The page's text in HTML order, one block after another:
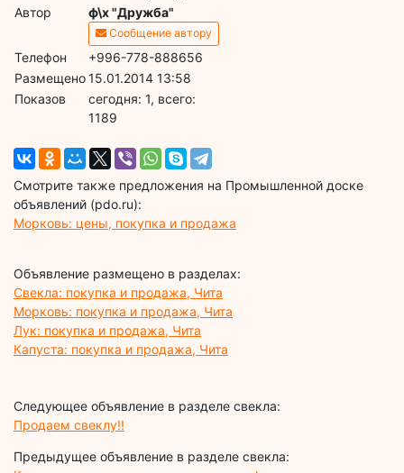
Автор
ф\х "Дружба"
Сообщение автору
Телефон
+996-778-888656
Размещено15.01.2014 13:58
Показов
cегодня: 1, всего:
1189
Смотрите также предложения на Промышленной доске
объявлений (pdo.ru):
Морковь: цены, покупка и продажа
Объявление размещено в разделах:
Свекла: покупка и продажа, Чита
Морковь: покупка и продажа, Чита
Лук: покупка и продажа, Чита
Капуста: покупка и продажа, Чита
Следующее объявление в разделе свекла:
Продаем свеклу!!
Предыдущее объявление в разделе свекла: